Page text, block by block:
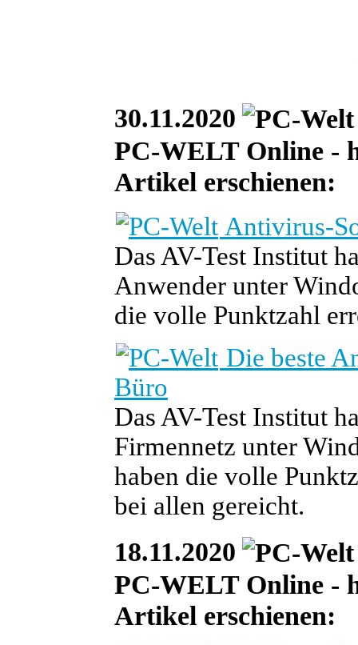
30.11.2020
PC-WELT Online -
Artikel erschienen:
Antivirus-
Das AV-Test Institut
Anwender unter
die volle Punktzahl
Die beste
Büro
Das AV-Test Institut
Firmennetz unter
haben die volle
bei allen gereicht.
18.11.2020
PC-WELT Online -
Artikel erschienen: